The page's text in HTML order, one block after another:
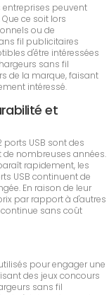
entreprises peuvent
ce soit lors
ou de
fil publicitaires
d'être intéressées
sans fil
de la marque, faisant
intéressé.
et
USB sont des
nombreuses années.
rapidement, les
USB continuent de
En raison de leur
par rapport à d'autres
sans coût
pour engager une
des jeux concours
sans fil